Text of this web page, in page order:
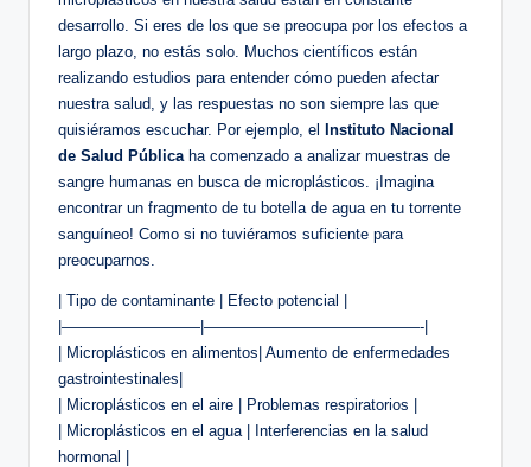
desarrollo. Si eres de los que se preocupa por los efectos a
largo plazo, no estás solo. Muchos científicos están
realizando estudios para entender cómo pueden afectar
nuestra salud, y las respuestas no son siempre las que
quisiéramos escuchar. Por ejemplo, el Instituto Nacional
de Salud Pública ha comenzado a analizar muestras de
sangre humanas en busca de microplásticos. ¡Imagina
encontrar un fragmento de tu botella de agua en tu torrente
sanguíneo! Como si no tuviéramos suficiente para
preocuparnos.
| Tipo de contaminante | Efecto potencial |
|—————————|——————————————-|
| Microplásticos en alimentos| Aumento de enfermedades
gastrointestinales|
| Microplásticos en el aire | Problemas respiratorios |
| Microplásticos en el agua | Interferencias en la salud
hormonal |